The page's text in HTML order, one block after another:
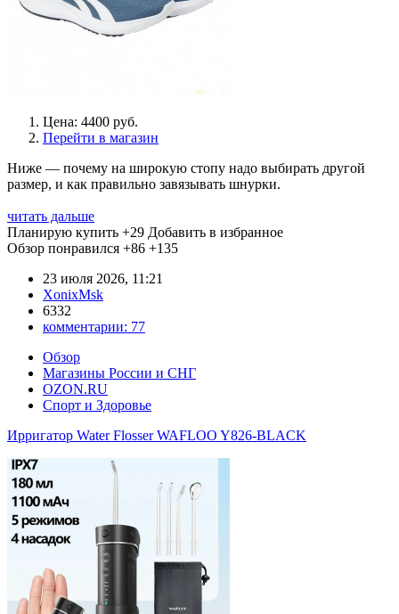
Цена: 4400 руб.
Перейти в магазин
Ниже — почему на широкую стопу надо выбирать другой
размер, и как правильно завязывать шнурки.
читать дальше
Планирую купить +29 Добавить в избранное
Обзор понравился +86 +135
23 июля 2026, 11:21
XonixMsk
6332
комментарии: 77
Обзор
Магазины России и СНГ
OZON.RU
Спорт и Здоровье
Ирригатор Water Flosser WAFLOO Y826-BLACK